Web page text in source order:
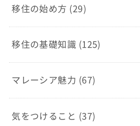
移住の始め方 (29)
移住の基礎知識 (125)
マレーシア魅力 (67)
気をつけること (37)